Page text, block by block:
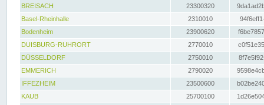
BREISACH
23300320
Basel-Rheinhalle
2310010
Bodenheim
23900620
DUISBURG-RUHRORT
2770010
DÜSSELDORF
2750010
EMMERICH
2790020
IFFEZHEIM
23500600
KAUB
25700100